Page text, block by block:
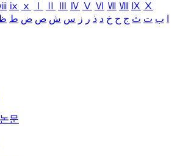
ⅸ ⅹ Ⅳ Ⅴ Ⅵ Ⅶ Ⅷ Ⅸ Ⅹ
ب ت ث ج ح خ د ذ ر ز س ش ص ض ط
문